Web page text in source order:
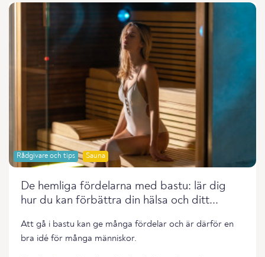
Rådgivare och tips Sauna
De hemliga fördelarna med bastu: lär dig
hur du kan förbättra din hälsa och ditt...
Att gå i bastu kan ge många fördelar och är därför en
bra idé för många människor.